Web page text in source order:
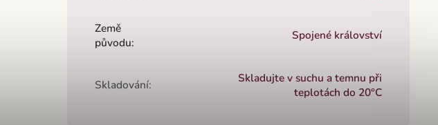
Země
původu:
Spojené království
Skladování:
Skladujte v suchu a temnu při
teplotách do 20°C